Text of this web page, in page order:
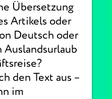
Übersetzung
Artikels oder
Deutsch oder
den Text aus –
im